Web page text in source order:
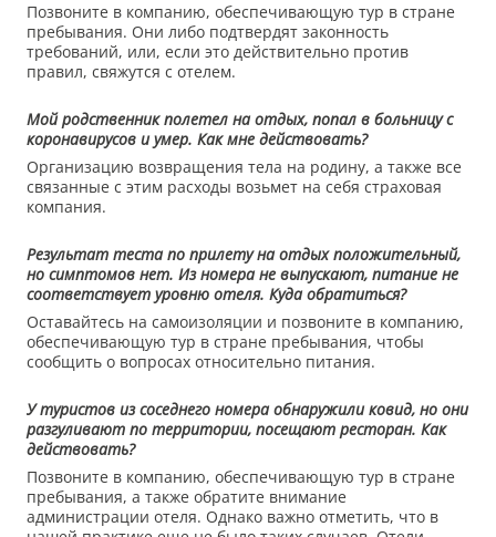
Позвоните в компанию, обеспечивающую тур в стране
пребывания. Они либо подтвердят законность
требований, или, если это действительно против
правил, свяжутся с отелем.
Мой родственник полетел на отдых, попал в больницу с
коронавирусов и умер. Как мне действовать?
Организацию возвращения тела на родину, а также все
связанные с этим расходы возьмет на себя страховая
компания.
Результат теста по прилету на отдых положительный,
но симптомов нет. Из номера не выпускают, питание не
соответствует уровню отеля. Куда обратиться?
Оставайтесь на самоизоляции и позвоните в компанию,
обеспечивающую тур в стране пребывания, чтобы
сообщить о вопросах относительно питания.
У туристов из соседнего номера обнаружили ковид, но они
разгуливают по территории, посещают ресторан. Как
действовать?
Позвоните в компанию, обеспечивающую тур в стране
пребывания, а также обратите внимание
администрации отеля. Однако важно отметить, что в